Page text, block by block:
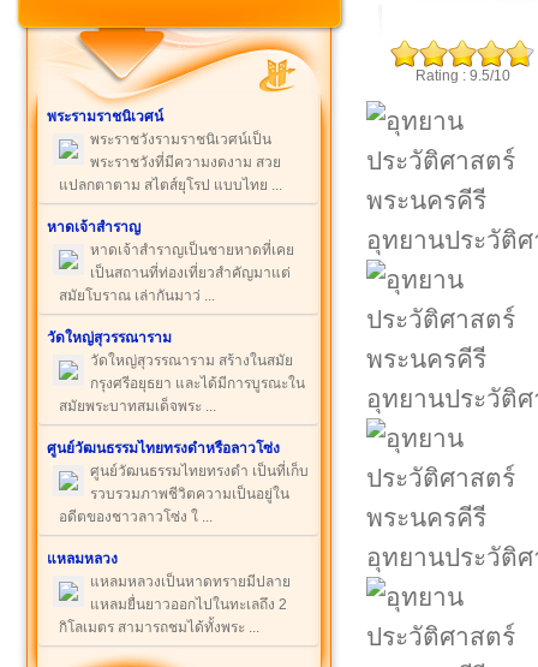
พระรามราชนิเวศน์
พระราชวังรามราชนิเวศน์เป็น
พระราชวังที่มีความงดงาม สวย
แปลกตาตาม สไตส์ยุโรป แบบไทย ...
หาดเจ้าสำราญ
หาดเจ้าสำราญเป็นชายหาดที่เคย
เป็นสถานที่ท่องเที่ยวสำคัญมาแต่
สมัยโบราณ เล่ากันมาว่ ...
วัดใหญ่สุวรรณาราม
วัดใหญ่สุวรรณาราม สร้างในสมัย
กรุงศรีอยุธยา และได้มีการบูรณะใน
สมัยพระบาทสมเด็จพระ ...
ศูนย์วัฒนธรรมไทยทรงดำหรือลาวโซ่ง
ศูนย์วัฒนธรรมไทยทรงดำ เป็นที่เก็บ
รวบรวมภาพชีวิตความเป็นอยู่ใน
อดีตของชาวลาวโซ่ง ใ ...
แหลมหลวง
แหลมหลวงเป็นหาดทรายมีปลาย
แหลมยื่นยาวออกไปในทะเลถึง 2
กิโลเมตร สามารถชมได้ทั้งพระ ...
Rating : 9.5/10
อุทยานประวัติ
อุทยานประวัติ
อุทยานประวัติ